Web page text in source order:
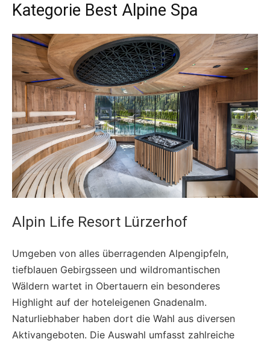
Kategorie Best Alpine Spa
Alpin Life Resort Lürzerhof
Umgeben von alles überragenden Alpengipfeln,
tiefblauen Gebirgsseen und wildromantischen
Wäldern wartet in Obertauern ein besonderes
Highlight auf der hoteleigenen Gnadenalm.
Naturliebhaber haben dort die Wahl aus diversen
Aktivangeboten. Die Auswahl umfasst zahlreiche